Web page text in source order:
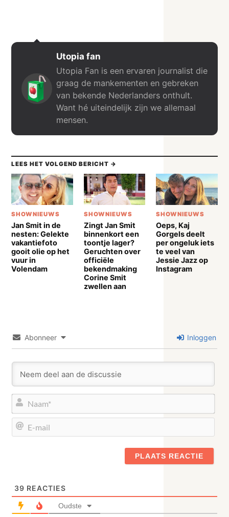
Utopia fan
Utopia Fan is een ervaren journalist die
graag de mankementen en gebreken
van bekende Nederlanders onthult.
Want hé uiteindelijk zijn we allemaal
mensen.
LEES HET VOLGEND BERICHT →
SHOWNIEUWS
Jan Smit in de
nesten: Gelekte
vakantiefoto
gooit olie op het
vuur in
Volendam
SHOWNIEUWS
Zingt Jan Smit
binnenkort een
toontje lager?
Geruchten over
officiële
bekendmaking
Corine Smit
zwellen aan
SHOWNIEUWS
Oeps, Kaj
Gorgels deelt
per ongeluk iets
te veel van
Jessie Jazz op
Instagram
Abonneer Inloggen
39 REACTIES
Oudste